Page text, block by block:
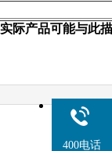
际产品可能与此
400电话